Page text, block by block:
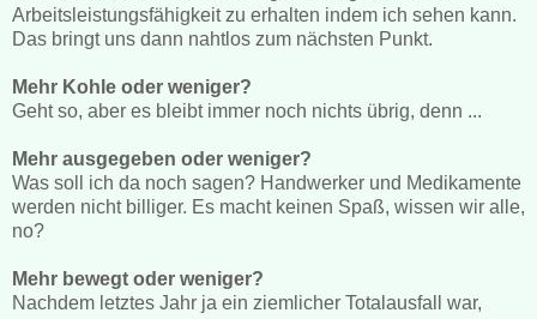
Arbeitsleistungsfähigkeit zu erhalten indem ich sehen kann.
Das bringt uns dann nahtlos zum nächsten Punkt.
Mehr Kohle oder weniger?
Geht so, aber es bleibt immer noch nichts übrig, denn ...
Mehr ausgegeben oder weniger?
Was soll ich da noch sagen? Handwerker und Medikamente
werden nicht billiger. Es macht keinen Spaß, wissen wir alle,
no?
Mehr bewegt oder weniger?
Nachdem letztes Jahr ja ein ziemlicher Totalausfall war,